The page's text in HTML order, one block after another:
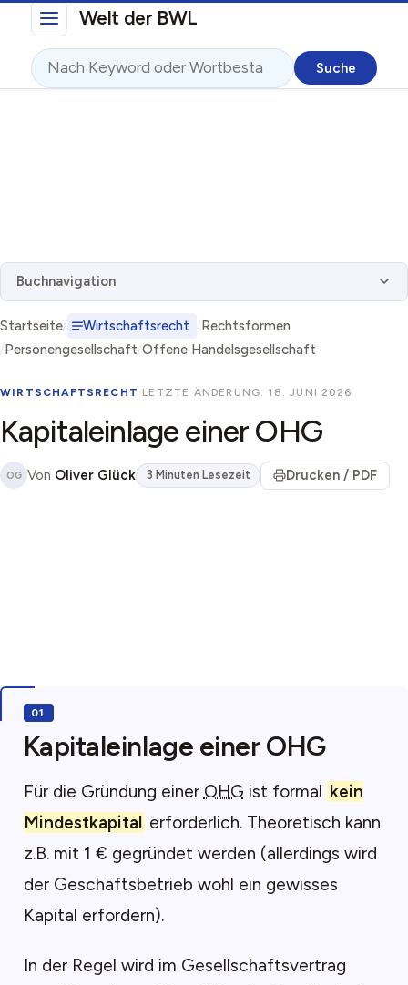
Direkt zum InhaltWelt der BWL
Suche
Buchnavigation
Startseite Wirtschaftsrecht
Rechtsformen
Personengesellschaft Offene Handelsgesellschaft
WIRTSCHAFTSRECHT · LETZTE ÄNDERUNG: 18. JUNI 2026
Kapitaleinlage einer OHG
OG Von Oliver Glück 3 Minuten Lesezeit Drucken / PDF
Kapitaleinlage einer OHG
Für die Gründung einer OHG ist formal kein
Mindestkapital erforderlich. Theoretisch kann
z.B. mit 1 € gegründet werden (allerdings wird
der Geschäftsbetrieb wohl ein gewisses
Kapital erfordern).
In der Regel wird im Gesellschaftsvertrag